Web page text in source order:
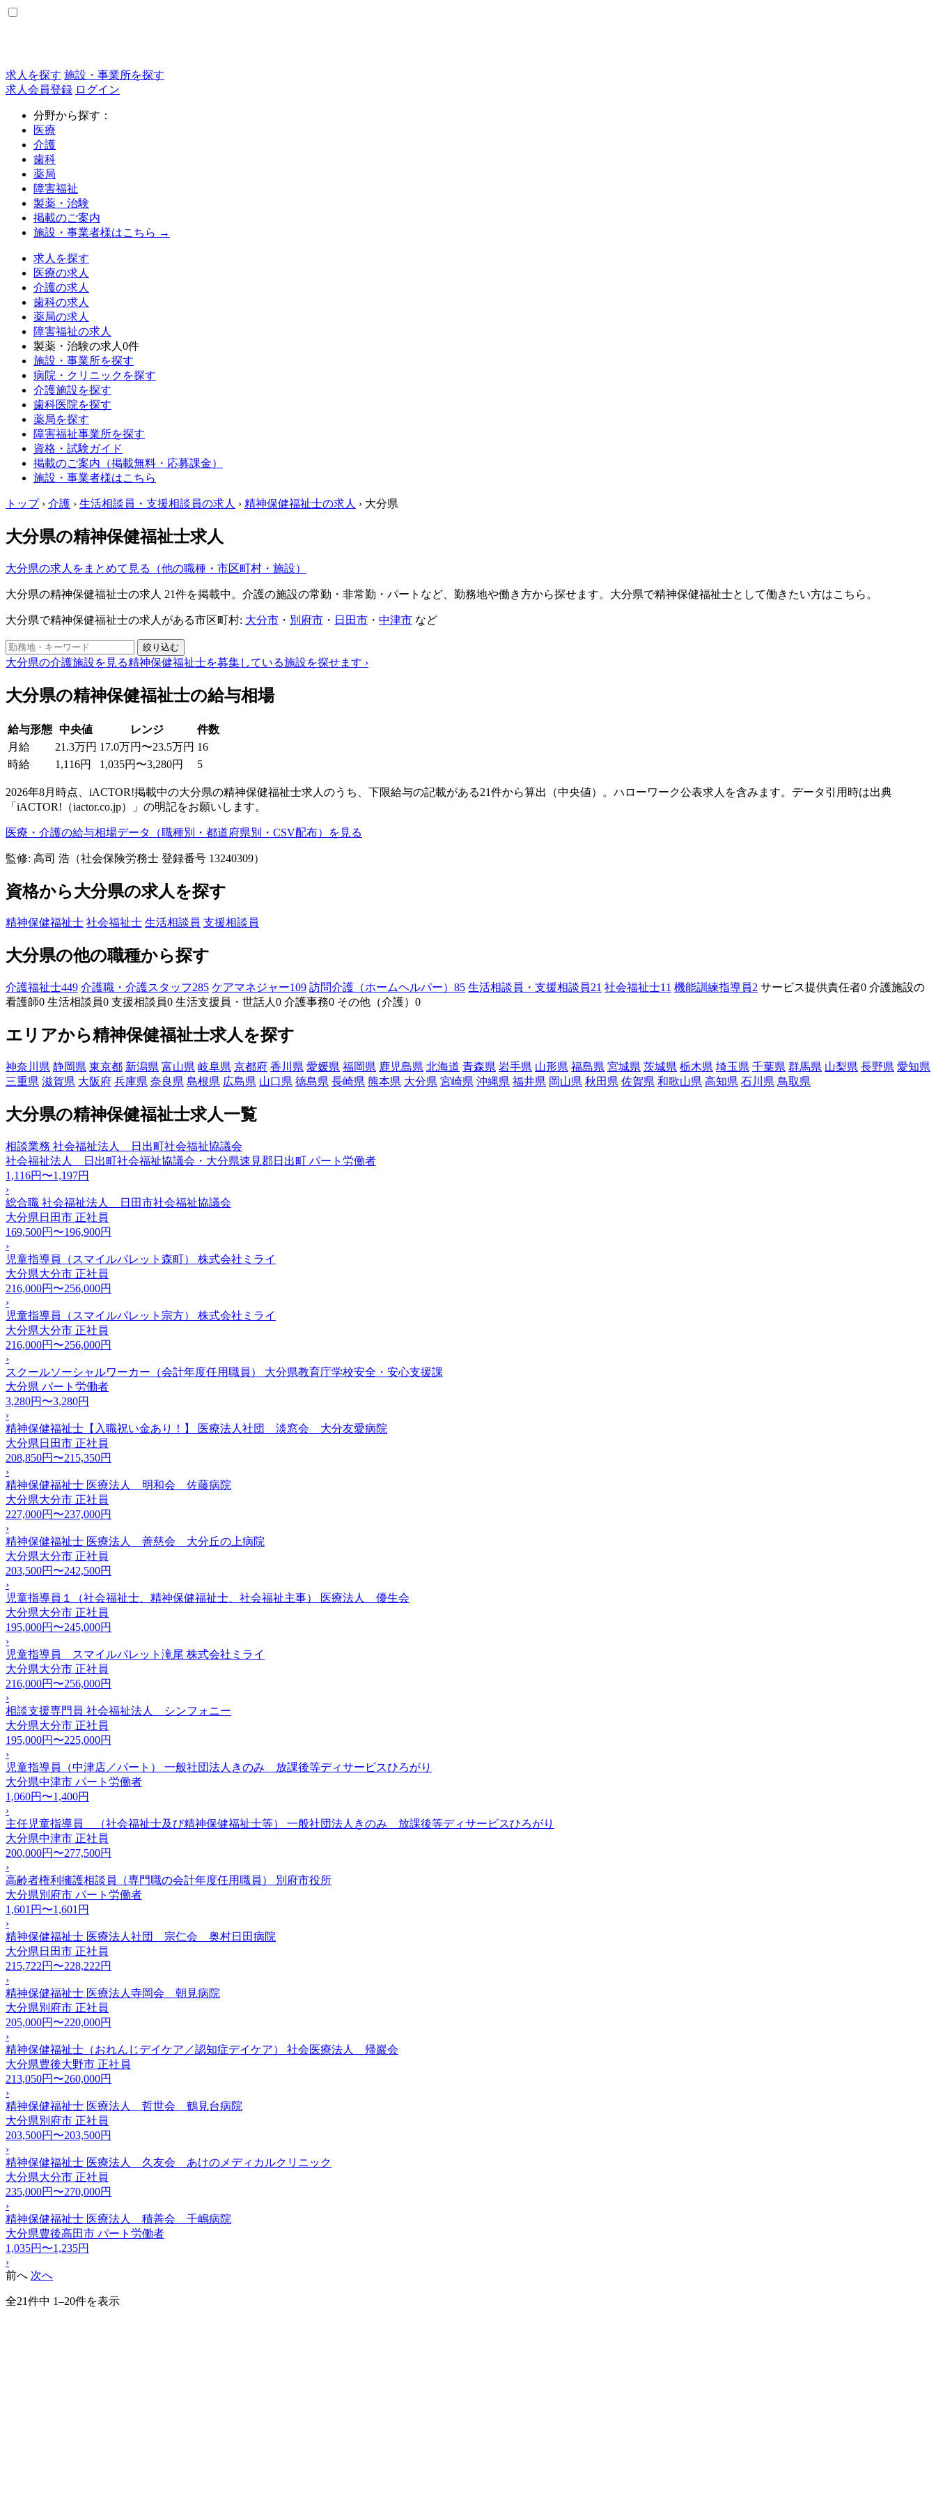
求人を探す 施設・事業所を探す
求人会員登録 ログイン
分野から探す：
医療
介護
歯科
薬局
障害福祉
製薬・治験
掲載のご案内
施設・事業者様はこちら →
求人を探す
医療の求人
介護の求人
歯科の求人
薬局の求人
障害福祉の求人
製薬・治験の求人 0件
施設・事業所を探す
病院・クリニックを探す
介護施設を探す
歯科医院を探す
薬局を探す
障害福祉事業所を探す
資格・試験ガイド
掲載のご案内（掲載無料・応募課金）
施設・事業者様はこちら
トップ › 介護 › 生活相談員・支援相談員の求人 › 精神保健福祉士の求人 › 大分県
大分県の精神保健福祉士求人
大分県の求人をまとめて見る（他の職種・市区町村・施設）
大分県の精神保健福祉士の求人 21件を掲載中。介護の施設の常勤・非常勤・パートなど、勤務地や働き方から探せます。大分県で精神保健福祉士として働きたい方はこちら。
大分県で精神保健福祉士の求人がある市区町村: 大分市 ・ 別府市 ・ 日田市 ・ 中津市 など
絞り込む
大分県の介護施設を見る精神保健福祉士を募集している施設を探せます ›
大分県の精神保健福祉士の給与相場
給与形態 中央値 レンジ
件数
月給
21.3万円 17.0万円〜23.5万円 16
時給
1,116円 1,035円〜3,280円 5
2026年8月時点、iACTOR!掲載中の大分県の精神保健福祉士求人のうち、下限給与の記載がある21件から算出（中央値）。ハローワーク公表求人を含みます。データ引用時は出典
「iACTOR!（iactor.co.jp）」の明記をお願いします。
医療・介護の給与相場データ（職種別・都道府県別・CSV配布）を見る
監修: 高司 浩（社会保険労務士 登録番号 13240309）
資格から大分県の求人を探す
精神保健福祉士 社会福祉士 生活相談員 支援相談員
大分県の他の職種から探す
介護福祉士449 介護職・介護スタッフ285 ケアマネジャー109 訪問介護（ホームヘルパー） 85 生活相談員・支援相談員21 社会福祉士11 機能訓練指導員2 サービス提供責任者0 介護施設の
看護師0 生活相談員0 支援相談員0 生活支援員・世話人 0 介護事務0 その他（介護） 0
エリアから精神保健福祉士求人を探す
神奈川県 静岡県 東京都 新潟県 富山県 岐阜県 京都府 香川県 愛媛県 福岡県 鹿児島県 北海道 青森県 岩手県 山形県 福島県 宮城県 茨城県 栃木県 埼玉県 千葉県 群馬県 山梨県 長野県 愛知県
三重県 滋賀県 大阪府 兵庫県 奈良県 島根県 広島県 山口県 徳島県 長崎県 熊本県 大分県 宮崎県 沖縄県 福井県 岡山県 秋田県 佐賀県 和歌山県 高知県 石川県 鳥取県
大分県の精神保健福祉士求人一覧
相談業務 社会福祉法人 日出町社会福祉協議会
社会福祉法人 日出町社会福祉協議会・大分県速見郡日出町 パート労働者
1,116円〜1,197円
›
総合職 社会福祉法人 日田市社会福祉協議会
大分県日田市 正社員
169,500円〜196,900円
›
児童指導員（スマイルパレット森町） 株式会社ミライ
大分県大分市 正社員
216,000円〜256,000円
›
児童指導員（スマイルパレット宗方） 株式会社ミライ
大分県大分市 正社員
216,000円〜256,000円
›
スクールソーシャルワーカー（会計年度任用職員） 大分県教育庁学校安全・安心支援課
大分県 パート労働者
3,280円〜3,280円
›
精神保健福祉士【入職祝い金あり！】 医療法人社団 淡窓会 大分友愛病院
大分県日田市 正社員
208,850円〜215,350円
›
精神保健福祉士 医療法人 明和会 佐藤病院
大分県大分市 正社員
227,000円〜237,000円
›
精神保健福祉士 医療法人 善慈会 大分丘の上病院
大分県大分市 正社員
203,500円〜242,500円
›
児童指導員１（社会福祉士、精神保健福祉士、社会福祉主事） 医療法人 優生会
大分県大分市 正社員
195,000円〜245,000円
›
児童指導員 スマイルパレット滝尾 株式会社ミライ
大分県大分市 正社員
216,000円〜256,000円
›
相談支援専門員 社会福祉法人 シンフォニー
大分県大分市 正社員
195,000円〜225,000円
›
児童指導員（中津店／パート） 一般社団法人きのみ 放課後等ディサービスひろがり
大分県中津市 パート労働者
1,060円〜1,400円
›
主任児童指導員 （社会福祉士及び精神保健福祉士等） 一般社団法人きのみ 放課後等ディサービスひろがり
大分県中津市 正社員
200,000円〜277,500円
›
高齢者権利擁護相談員（専門職の会計年度任用職員） 別府市役所
大分県別府市 パート労働者
1,601円〜1,601円
›
精神保健福祉士 医療法人社団 宗仁会 奥村日田病院
大分県日田市 正社員
215,722円〜228,222円
›
精神保健福祉士 医療法人寺岡会 朝見病院
大分県別府市 正社員
205,000円〜220,000円
›
精神保健福祉士（おれんじデイケア／認知症デイケア） 社会医療法人 帰巖会
大分県豊後大野市 正社員
213,050円〜260,000円
›
精神保健福祉士 医療法人 哲世会 鶴見台病院
大分県別府市 正社員
203,500円〜203,500円
›
精神保健福祉士 医療法人 久友会 あけのメディカルクリニック
大分県大分市 正社員
235,000円〜270,000円
›
精神保健福祉士 医療法人 積善会 千嶋病院
大分県豊後高田市 パート労働者
1,035円〜1,235円
›
前へ 次へ
全21件中 1–20件を表示